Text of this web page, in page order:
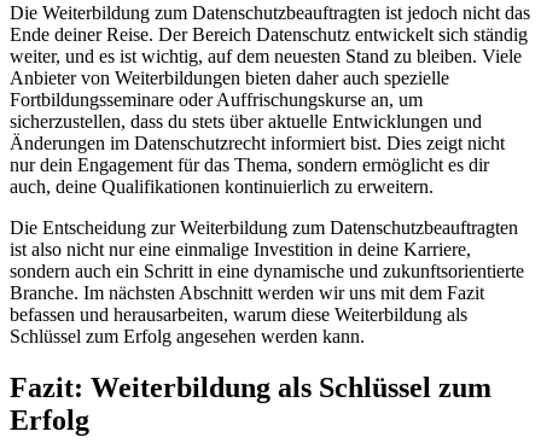
Die Weiterbildung zum Datenschutzbeauftragten ist jedoch nicht das
Ende deiner Reise. Der Bereich Datenschutz entwickelt sich ständig
weiter, und es ist wichtig, auf dem neuesten Stand zu bleiben. Viele
Anbieter von Weiterbildungen bieten daher auch spezielle
Fortbildungsseminare oder Auffrischungskurse an, um
sicherzustellen, dass du stets über aktuelle Entwicklungen und
Änderungen im Datenschutzrecht informiert bist. Dies zeigt nicht
nur dein Engagement für das Thema, sondern ermöglicht es dir
auch, deine Qualifikationen kontinuierlich zu erweitern.
Die Entscheidung zur Weiterbildung zum Datenschutzbeauftragten
ist also nicht nur eine einmalige Investition in deine Karriere,
sondern auch ein Schritt in eine dynamische und zukunftsorientierte
Branche. Im nächsten Abschnitt werden wir uns mit dem Fazit
befassen und herausarbeiten, warum diese Weiterbildung als
Schlüssel zum Erfolg angesehen werden kann.
Fazit: Weiterbildung als Schlüssel zum
Erfolg